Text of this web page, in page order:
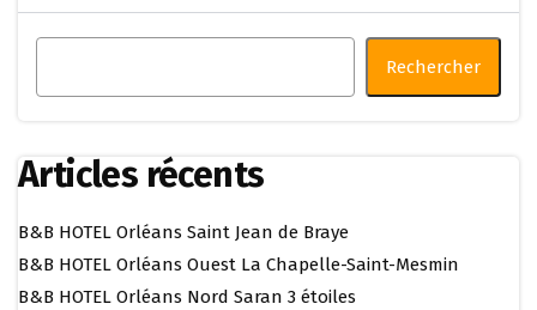
Rechercher
Articles récents
B&B HOTEL Orléans Saint Jean de Braye
B&B HOTEL Orléans Ouest La Chapelle-Saint-Mesmin
B&B HOTEL Orléans Nord Saran 3 étoiles